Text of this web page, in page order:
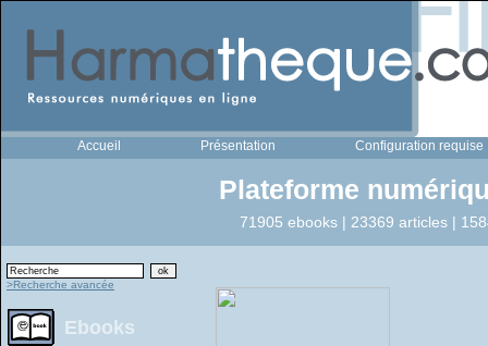
Accueil Présentation Configuration requise
Plateforme
71905 ebooks | 23369 articles |
>Recherche avancée
Ebooks